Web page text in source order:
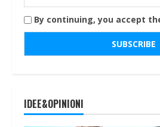
By continuing, you accept
IDEE&OPINIONI